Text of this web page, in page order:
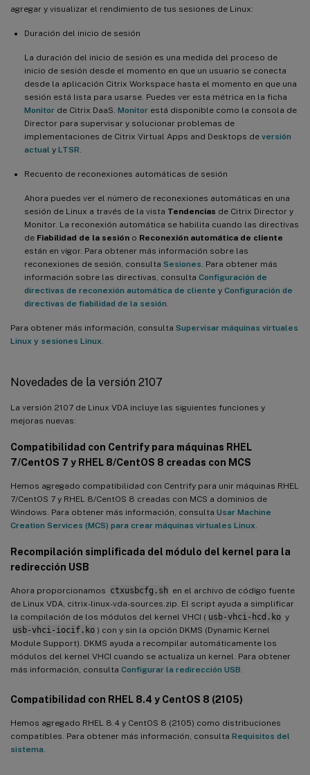
agregar y visualizar el rendimiento de tus sesiones de Linux:
Duración del inicio de sesión
La duración del inicio de sesión es una medida del proceso de
inicio de sesión desde el momento en que un usuario se conecta
desde la aplicación Citrix Workspace hasta el momento en que una
sesión está lista para usarse. Puedes ver esta métrica en la ficha
Monitor de Citrix DaaS. Monitor está disponible como la consola de
Director para supervisar y solucionar problemas de
implementaciones de Citrix Virtual Apps and Desktops de versión
actual y LTSR
Recuento de reconexiones automáticas de sesión
Ahora puedes ver el número de reconexiones automáticas en una
sesión de Linux a través de la vista Tendencias de Citrix Director y
Monitor. La reconexión automática se habilita cuando las directivas
de Fiabilidad de la sesión o Reconexión automática de cliente
están en vigor. Para obtener más información sobre las
reconexiones de sesión, consulta Sesiones . Para obtener más
información sobre las directivas, consulta Configuración de
directivas de reconexión automática de cliente y Configuración de
directivas de fiabilidad de la sesión
Para obtener más información, consulta Supervisar máquinas virtuales
Linux y sesiones Linux
Novedades de la versión 2107
La versión 2107 de Linux VDA incluye las siguientes funciones y
mejoras nuevas:
Compatibilidad con Centrify para máquinas RHEL
7/CentOS 7 y RHEL 8/CentOS 8 creadas con MCS
Hemos agregado compatibilidad con Centrify para unir máquinas RHEL
7/CentOS 7 y RHEL 8/CentOS 8 creadas con MCS a dominios de
Windows. Para obtener más información, consulta Usar Machine
Creation Services (MCS) para crear máquinas virtuales Linux
Recompilación simplificada del módulo del kernel para la
redirección USB
Ahora proporcionamos ctxusbcfg.sh en el archivo de código fuente
de Linux VDA, citrix-linux-vda-sources.zip. El script ayuda a simplificar
la compilación de los módulos del kernel VHCI ( usb-vhci-hcd.ko y
usb-vhci-iocif.ko ) con y sin la opción DKMS (Dynamic Kernel
Module Support). DKMS ayuda a recompilar automáticamente los
módulos del kernel VHCI cuando se actualiza un kernel. Para obtener
más información, consulta Configurar la redirección USB
Compatibilidad con RHEL 8.4 y CentOS 8 (2105)
Hemos agregado RHEL 8.4 y CentOS 8 (2105) como distribuciones
compatibles. Para obtener más información, consulta Requisitos del
sistema